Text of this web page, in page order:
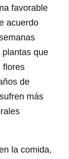
favorable
acuerdo
que
flores
de
más
la comida,